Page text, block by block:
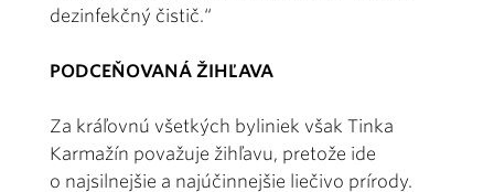
dezinfekčný čistič.“
PODCEŇOVANÁ ŽIHĽAVA
Za kráľovnú všetkých byliniek však Tinka
Karmažín považuje žihľavu, pretože ide
o najsilnejšie a najúčinnejšie liečivo prírody.